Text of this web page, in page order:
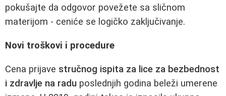
pokušajte da odgovor povežete sa sličnom
materijom - ceniće se logičko zaključivanje.
Novi troškovi i procedure
Cena prijave stručnog ispita za lice za bezbednost
i zdravlje na radu poslednjih godina beleži umerene